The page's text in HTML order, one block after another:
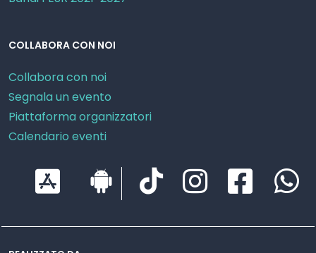
COLLABORA CON NOI
Collabora con noi
Segnala un evento
Piattaforma organizzatori
Calendario eventi